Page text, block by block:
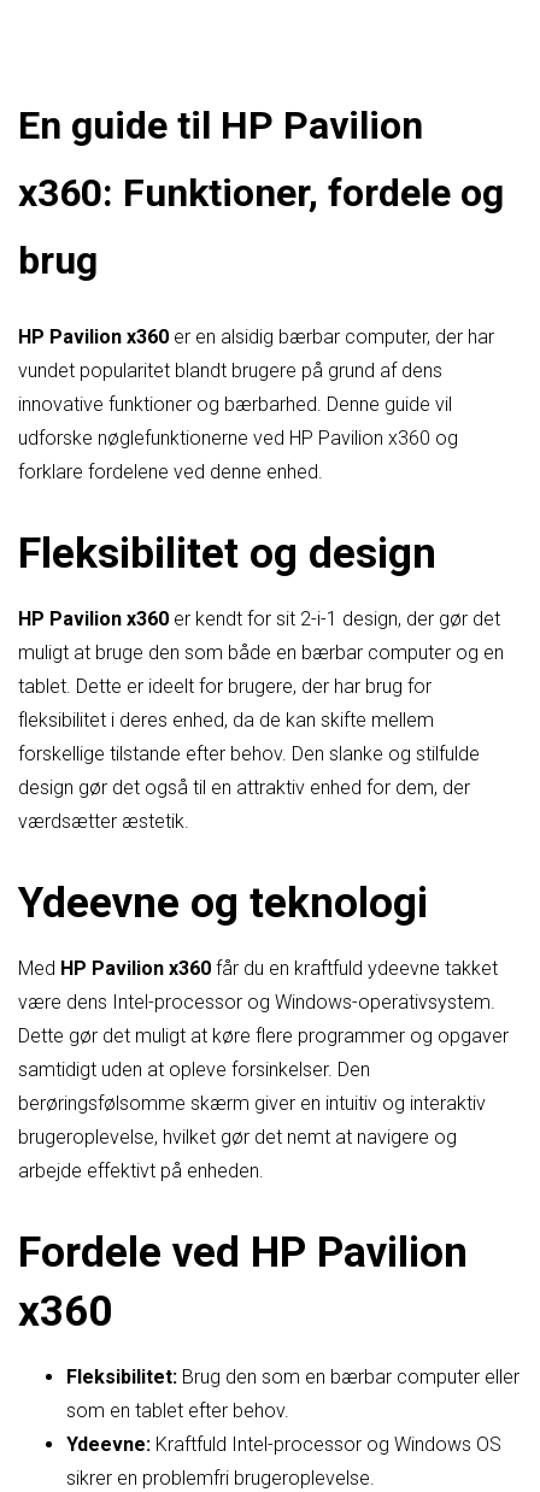
En guide til HP Pavilion
x360: Funktioner, fordele og
brug
HP Pavilion x360 er en alsidig bærbar computer, der har
vundet popularitet blandt brugere på grund af dens
innovative funktioner og bærbarhed. Denne guide vil
udforske nøglefunktionerne ved HP Pavilion x360 og
forklare fordelene ved denne enhed.
Fleksibilitet og design
HP Pavilion x360 er kendt for sit 2-i-1 design, der gør det
muligt at bruge den som både en bærbar computer og en
tablet. Dette er ideelt for brugere, der har brug for
fleksibilitet i deres enhed, da de kan skifte mellem
forskellige tilstande efter behov. Den slanke og stilfulde
design gør det også til en attraktiv enhed for dem, der
værdsætter æstetik.
Ydeevne og teknologi
Med HP Pavilion x360 får du en kraftfuld ydeevne takket
være dens Intel-processor og Windows-operativsystem.
Dette gør det muligt at køre flere programmer og opgaver
samtidigt uden at opleve forsinkelser. Den
berøringsfølsomme skærm giver en intuitiv og interaktiv
brugeroplevelse, hvilket gør det nemt at navigere og
arbejde effektivt på enheden.
Fordele ved HP Pavilion
x360
Fleksibilitet: Brug den som en bærbar computer eller
som en tablet efter behov.
Ydeevne: Kraftfuld Intel-processor og Windows OS
sikrer en problemfri brugeroplevelse.